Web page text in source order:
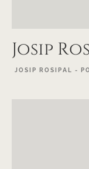
Josip
JOSIP ROSIPAL -